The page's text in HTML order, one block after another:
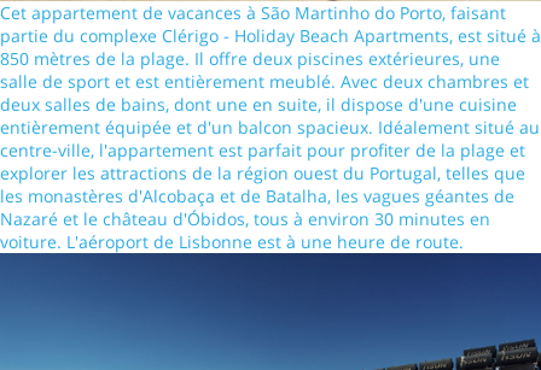
Cet appartement de vacances à São Martinho do Porto, faisant
partie du complexe Clérigo - Holiday Beach Apartments, est situé à
850 mètres de la plage. Il offre deux piscines extérieures, une
salle de sport et est entièrement meublé. Avec deux chambres et
deux salles de bains, dont une en suite, il dispose d'une cuisine
entièrement équipée et d'un balcon spacieux. Idéalement situé au
centre-ville, l'appartement est parfait pour profiter de la plage et
explorer les attractions de la région ouest du Portugal, telles que
les monastères d'Alcobaça et de Batalha, les vagues géantes de
Nazaré et le château d'Óbidos, tous à environ 30 minutes en
voiture. L'aéroport de Lisbonne est à une heure de route.